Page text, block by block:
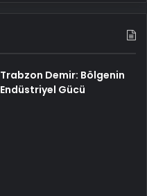
Trabzon Demir: Bölgenin
Endüstriyel Gücü